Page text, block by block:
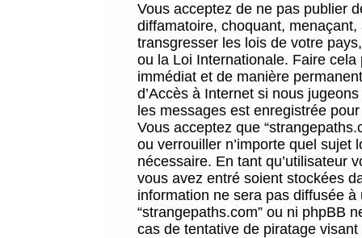
Vous acceptez de ne pas publier
diffamatoire, choquant,
transgresser les lois de votre
ou la Loi Internationale. Faire
immédiat et de manière
d’Accès à Internet si nous
les messages est enregistrée
Vous acceptez que
ou verrouiller n’importe quel sujet
nécessaire. En tant qu’utilisateur
vous avez entré soient stockées
information ne sera pas diffusée
“strangepaths.com” ou ni phpBB
cas de tentative de piratage